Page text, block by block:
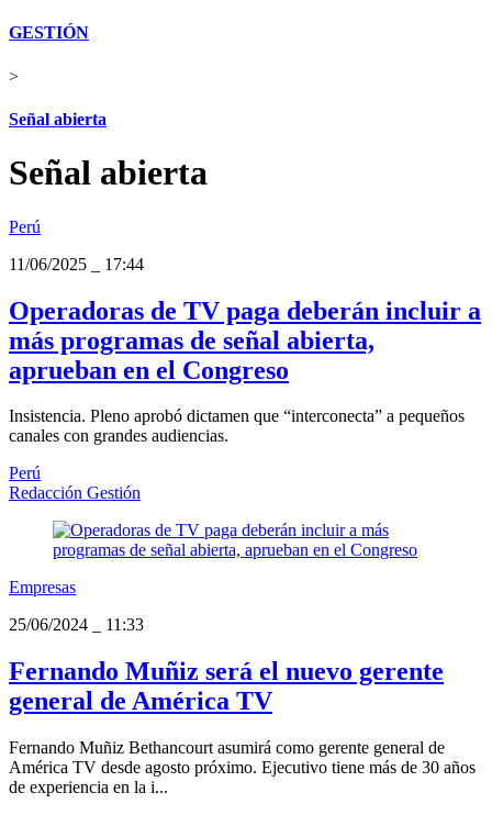
GESTIÓN
>
Señal abierta
Señal abierta
Perú
11/06/2025
17:44
Operadoras de TV paga deberán incluir a
más programas de señal abierta,
aprueban en el Congreso
Insistencia. Pleno aprobó dictamen que “interconecta” a pequeños
canales con grandes audiencias.
Perú
Redacción Gestión
Empresas
25/06/2024
11:33
Fernando Muñiz será el nuevo gerente
general de América TV
Fernando Muñiz Bethancourt asumirá como gerente general de
América TV desde agosto próximo. Ejecutivo tiene más de 30 años
de experiencia en la i...